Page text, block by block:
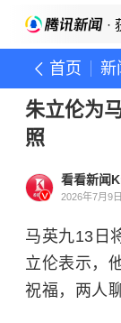
·
首页 新
朱立伦为
照
看看新闻
2026年7月9
马英九13日
立伦表示，
祝福，两人